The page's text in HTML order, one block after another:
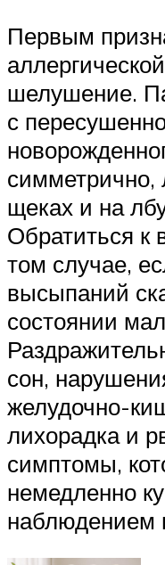
Первым
шелушение.
с
симметрично,
щеках и на
Обратиться к
том случае,
высыпаний
состоянии
сон,
желудочно-
лихорадка и
симптомы,
немедленно
наблюдением